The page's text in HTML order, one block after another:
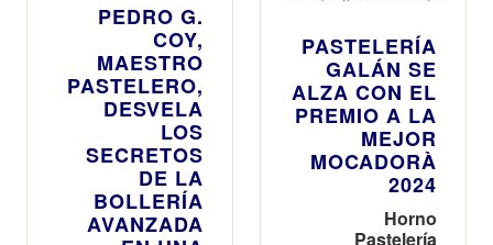
PEDRO G.
COY,
MAESTRO
PASTELERO,
DESVELA
LOS
SECRETOS
DE LA
BOLLERÍA
AVANZADA
PASTELERÍA
GALÁN SE
ALZA CON EL
PREMIO A LA
MEJOR
MOCADORÀ
2024
Horno
Pastelería